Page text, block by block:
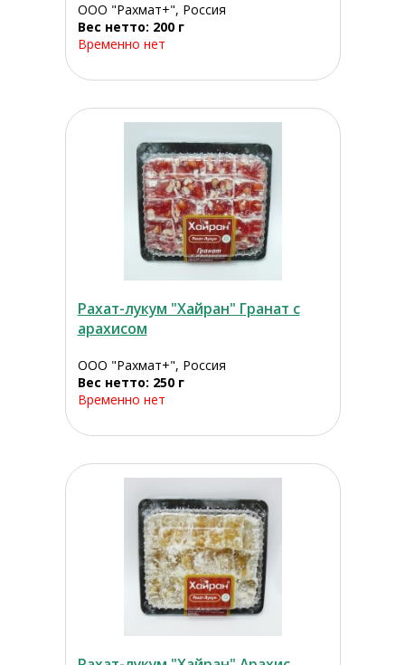
ООО "Рахмат+", Россия
Вес нетто: 200 г
Временно нет
Рахат-лукум "Хайран" Гранат с
арахисом
ООО "Рахмат+", Россия
Вес нетто: 250 г
Временно нет